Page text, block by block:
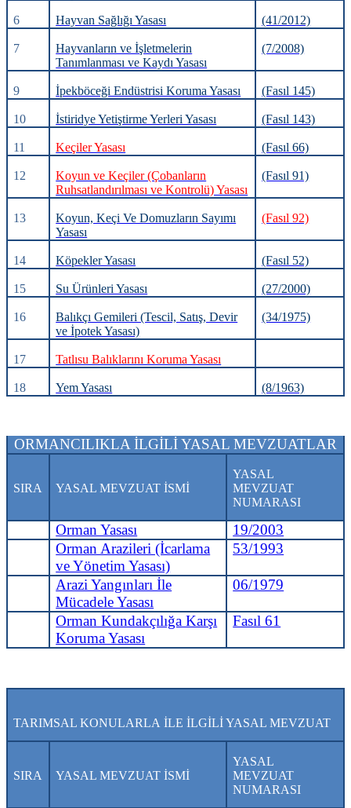
6 Hayvan Sağlığı Yasası (41/2012)
7
Hayvanların ve İşletmelerin
Tanımlanması ve Kaydı Yasası
(7/2008)
9 İpekböceği Endüstrisi Koruma Yasası (Fasıl 145)
10 İstiridye Yetiştirme Yerleri Yasası (Fasıl 143)
11 Keçiler Yasası (Fasıl 66)
12
Koyun ve Keçiler (Çobanların
Ruhsatlandırılması ve Kontrolü) Yasası
(Fasıl 91)
13
Koyun, Keçi Ve Domuzların Sayımı
Yasası
(Fasıl 92)
14 Köpekler Yasası (Fasıl 52)
15 Su Ürünleri Yasası (27/2000)
16
Balıkçı Gemileri (Tescil, Satış, Devir
ve İpotek Yasası)
(34/1975)
17 Tatlısu Balıklarını Koruma Yasası
18 Yem Yasası (8/1963)
ORMANCILIKLA İLGİLİ YASAL MEVZUATLAR
SIRA YASAL MEVZUAT İSMİ
YASAL
MEVZUAT
NUMARASI
Orman Yasası
19/2003
Orman Arazileri (İcarlama
ve Yönetim Yasası)
53/1993
Arazi Yangınları İle
Mücadele Yasası
06/1979
Orman Kundakçılığa Karşı
Koruma Yasası
Fasıl 61
TARIMSAL KONULARLA İLE İLGİLİ YASAL MEVZUAT
SIRA YASAL MEVZUAT İSMİ
YASAL
MEVZUAT
NUMARASI